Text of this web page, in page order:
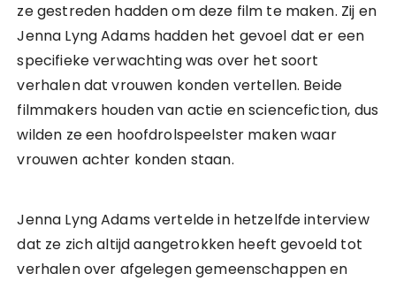
ze gestreden hadden om deze film te maken. Zij en
Jenna Lyng Adams hadden het gevoel dat er een
specifieke verwachting was over het soort
verhalen dat vrouwen konden vertellen. Beide
filmmakers houden van actie en sciencefiction, dus
wilden ze een hoofdrolspeelster maken waar
vrouwen achter konden staan.
Jenna Lyng Adams vertelde in hetzelfde interview
dat ze zich altijd aangetrokken heeft gevoeld tot
verhalen over afgelegen gemeenschappen en